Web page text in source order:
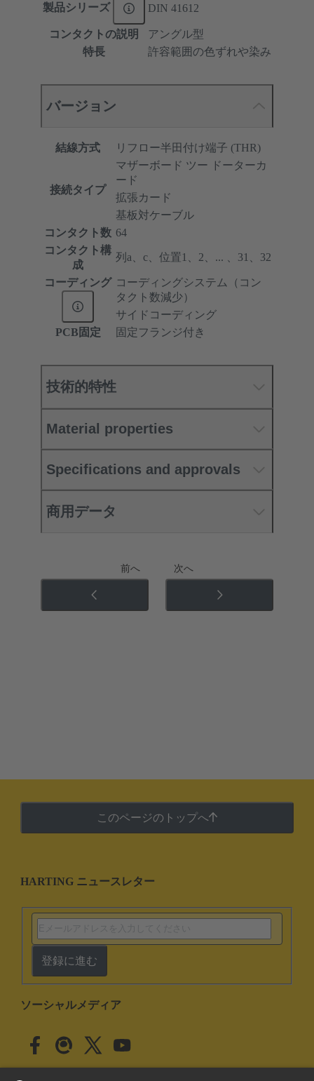
製品シリーズ DIN 41612
コンタクトの説明
アングル型
特長
許容範囲の色ずれや染み
バージョン
結線方式 リフロー半田付け端子 (THR)
接続タイプ
マザーボード ツー ドーターカ
ード
拡張カード
基板対ケーブル
コンタクト数 64
コンタクト構
成
列a、c、位置1、2、... 、31、32
コーディング コーディングシステム（コン
タクト数減少）
サイドコーディング
PCB固定
固定フランジ付き
技術的特性
Material properties
Specifications and approvals
商用データ
前へ 次へ
このページのトップへ
HARTING ニュースレター
登録に進む
ソーシャルメディア